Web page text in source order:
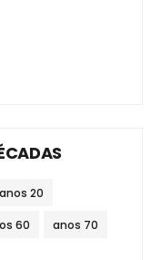
anos 20
60 anos 70